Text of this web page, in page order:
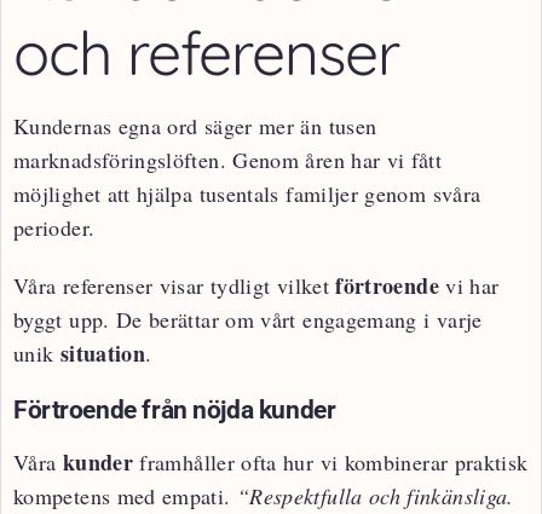
och referenser
Kundernas egna ord säger mer än tusen
marknadsföringslöften. Genom åren har vi fått
möjlighet att hjälpa tusentals familjer genom svåra
perioder.
Våra referenser visar tydligt vilketförtroendevi har
byggt upp. De berättar om vårt engagemang i varje
unik situation.
Förtroende från nöjda kunder
Våra kunderframhåller ofta hur vi kombinerar praktisk
kompetens med empati. “Respektfulla och finkänsliga.